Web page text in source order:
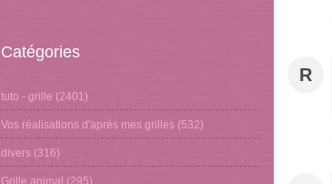
Catégories
tuto - grille (2401)
Vos réalisations d'après mes grilles (532)
divers (316)
Grille animal (295)
R